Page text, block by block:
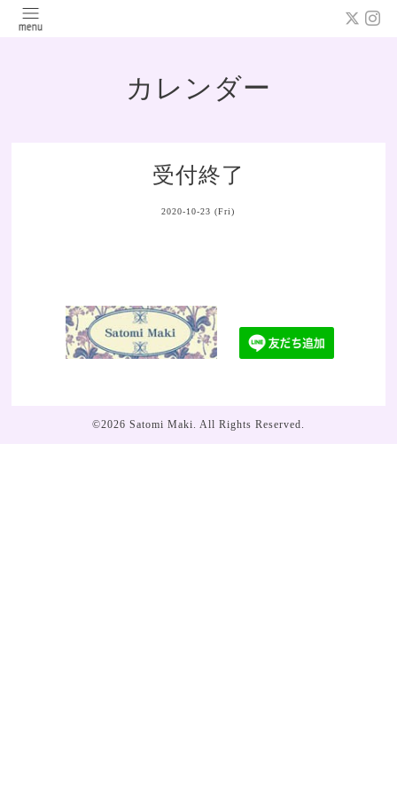
カレンダー
受付終了
2020-10-23 (Fri)
©2026 Satomi Maki. All Rights Reserved.